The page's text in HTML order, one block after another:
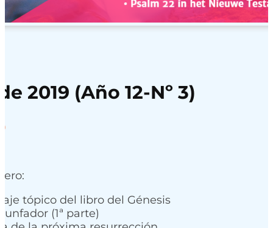
2019 (Año 12-Nº 3)
Rango
desde
hasta
7,50
tópico del libro del Génesis
(1ª parte)